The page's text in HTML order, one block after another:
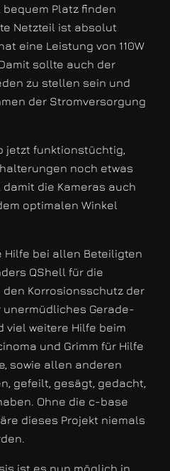
Platz finden
Netzteil ist absolut
eine Leistung von 110W
sollte auch der
zu stellen sein und
der Stromversorgung
jetzt funktionstüchtig,
noch etwas
die Kameras auch
optimalen Winkel
Hilfe bei allen Beteiligten
QShell für die
Korrosionsschutz der
Gerade-
viel weitere Hilfe beim
und Grimm für Hilfe
sowie allen anderen
gefeilt, gesägt, gedacht,
Ohne die c-base
dieses Projekt niemals